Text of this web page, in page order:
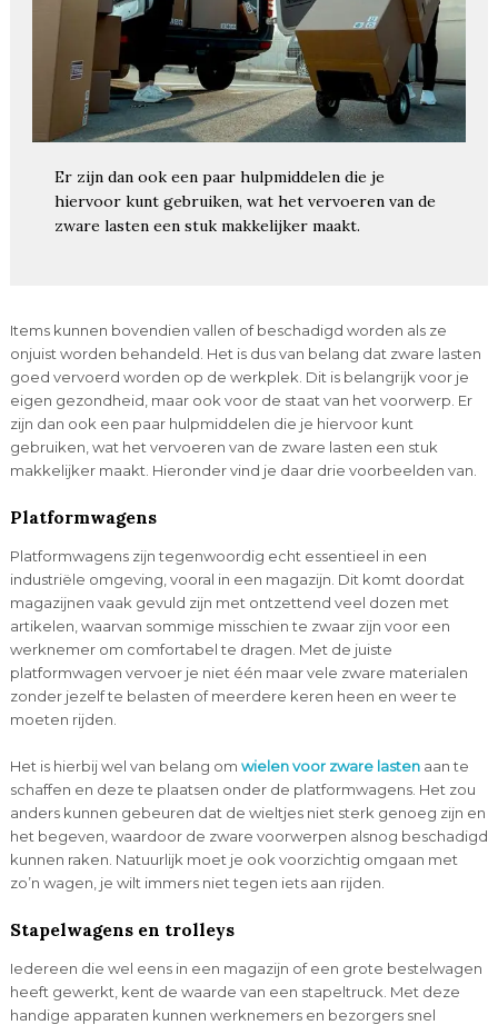
Er zijn dan ook een paar hulpmiddelen die je
hiervoor kunt gebruiken, wat het vervoeren van de
zware lasten een stuk makkelijker maakt.
Items kunnen bovendien vallen of beschadigd worden als ze
onjuist worden behandeld. Het is dus van belang dat zware lasten
goed vervoerd worden op de werkplek. Dit is belangrijk voor je
eigen gezondheid, maar ook voor de staat van het voorwerp. Er
zijn dan ook een paar hulpmiddelen die je hiervoor kunt
gebruiken, wat het vervoeren van de zware lasten een stuk
makkelijker maakt. Hieronder vind je daar drie voorbeelden van.
Platformwagens
Platformwagens zijn tegenwoordig echt essentieel in een
industriële omgeving, vooral in een magazijn. Dit komt doordat
magazijnen vaak gevuld zijn met ontzettend veel dozen met
artikelen, waarvan sommige misschien te zwaar zijn voor een
werknemer om comfortabel te dragen. Met de juiste
platformwagen vervoer je niet één maar vele zware materialen
zonder jezelf te belasten of meerdere keren heen en weer te
moeten rijden.
Het is hierbij wel van belang om wielen voor zware lastenaan te
schaffen en deze te plaatsen onder de platformwagens. Het zou
anders kunnen gebeuren dat de wieltjes niet sterk genoeg zijn en
het begeven, waardoor de zware voorwerpen alsnog beschadigd
kunnen raken. Natuurlijk moet je ook voorzichtig omgaan met
zo’n wagen, je wilt immers niet tegen iets aan rijden.
Stapelwagens en trolleys
Iedereen die wel eens in een magazijn of een grote bestelwagen
heeft gewerkt, kent de waarde van een stapeltruck. Met deze
handige apparaten kunnen werknemers en bezorgers snel